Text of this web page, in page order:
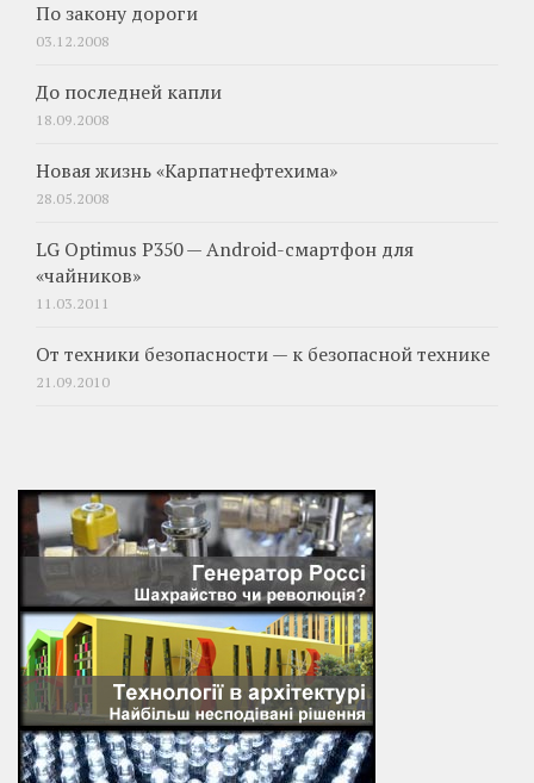
По закону дороги
03.12.2008
До последней капли
18.09.2008
Новая жизнь «Карпатнефтехима»
28.05.2008
LG Optimus P350 — Android-смартфон для
«чайников»
11.03.2011
От техники безопасности — к безопасной технике
21.09.2010